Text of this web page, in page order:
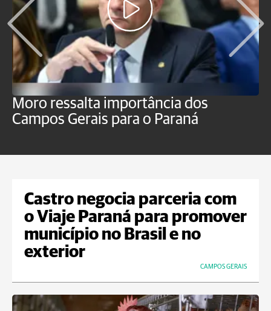
Moro ressalta importância dos
Campos Gerais para o Paraná
Castro negocia parceria com
o Viaje Paraná para promover
município no Brasil e no
exterior
CAMPOS GERAIS